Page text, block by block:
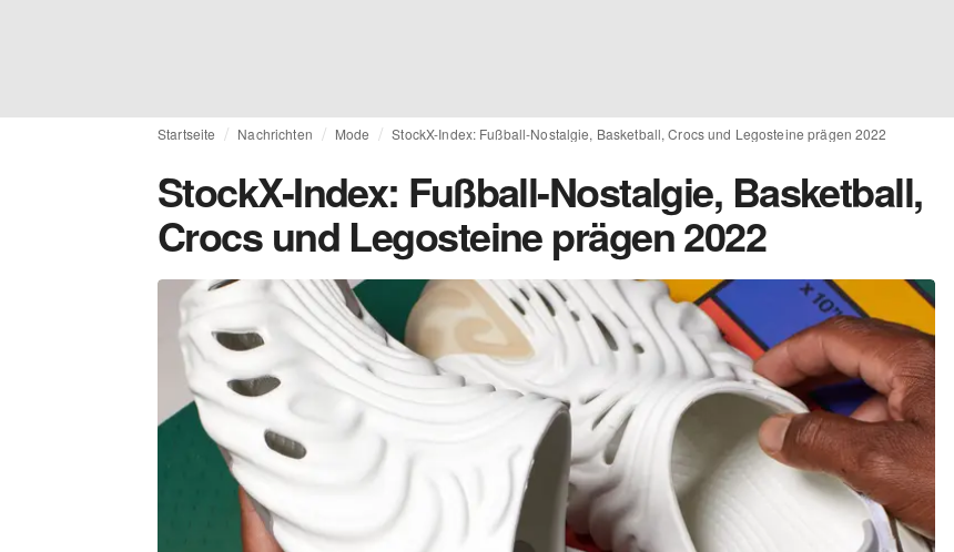
Startseite Nachrichten Mode StockX-Index: Fußball-Nostalgie, Basketball, Crocs und Legosteine prägen 2022
StockX-Index: Fußball-Nostalgie, Basketball,
Crocs und Legosteine prägen 2022